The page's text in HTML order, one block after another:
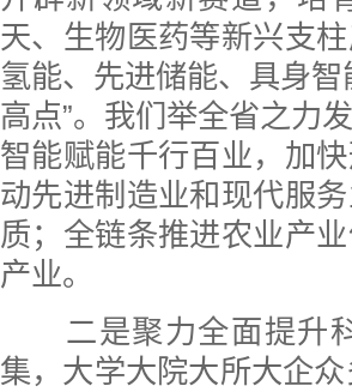
天、生物医药等新兴支
氢能、先进储能、具身
高点”。我们举全省之力
智能赋能千行百业，加
动先进制造业和现代服
质；全链条推进农业产
产业。
二是聚力全面提升科
集，大学大院大所大企